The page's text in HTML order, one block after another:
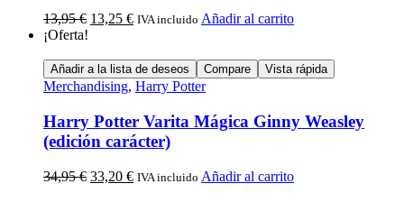
13,95€ 13,25 € IVA incluido Añadir al carrito
¡Oferta!
Añadir a la lista de deseos Compare Vista rápida
Merchandising, Harry Potter
Harry Potter Varita Mágica Ginny Weasley
(edición carácter)
34,95€ 33,20 € IVA incluido Añadir al carrito